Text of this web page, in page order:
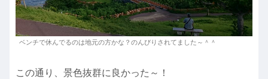
ベンチで休んでるのは地元の方かな？のんびりされてました～＾＾
この通り、景色抜群に良かった～！